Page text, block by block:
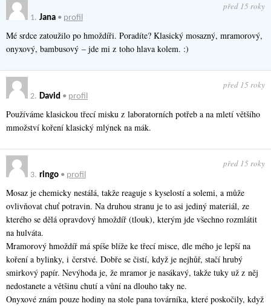
1. Jana • profil
před 15 roky
Mé srdce zatoužilo po hmoždíři. Poradíte? Klasický mosazný, mramorový,
onyxový, bambusový – jde mi z toho hlava kolem. :)
2. David • profil
před 15 roky
Používáme klasickou třecí misku z laboratorních potřeb a na mletí většího
mmožství koření klasický mlýnek na mák.
3. ringo • profil
před 15 roky
Mosaz je chemicky nestálá, takže reaguje s kyselostí a solemi, a může
ovlivňovat chuť potravin. Na druhou stranu je to asi jediný materiál, ze
kterého se dělá opravdový hmoždíř (tlouk), kterým jde všechno rozmlátit
na hulváta.
Mramorový hmoždíř má spíše blíže ke třecí misce, dle mého je lepší na
koření a bylinky, i čerstvé. Dobře se čistí, když je nejhůř, stačí hrubý
smirkový papír. Nevýhoda je, že mramor je nasákavý, takže tuky už z něj
nedostanete a většinu chutí a vůní na dlouho taky ne.
Onyxové znám pouze hodiny na stole pana továrníka, které poskočily, když